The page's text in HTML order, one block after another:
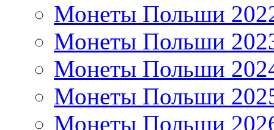
Монеты Польши
Монеты Польши
Монеты Польши
Монеты Польши
Монеты Польши